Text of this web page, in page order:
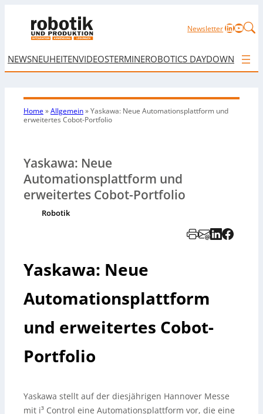
NewsletterLinkedIn
NEWSNEUHEITENVIDEOSTERMINEROBOTICS DAYDOWNLOAD
Home»Allgemein»Yaskawa: Neue Automationsplattform und
erweitertes Cobot-Portfolio
Yaskawa: Neue
Automationsplattform und
erweitertes Cobot-Portfolio
Robotik
Yaskawa: Neue
Automationsplattform
und erweitertes Cobot-
Portfolio
Yaskawa stellt auf der diesjährigen Hannover Messe
mit i³ Control eine Automationsplattform vor, die eine